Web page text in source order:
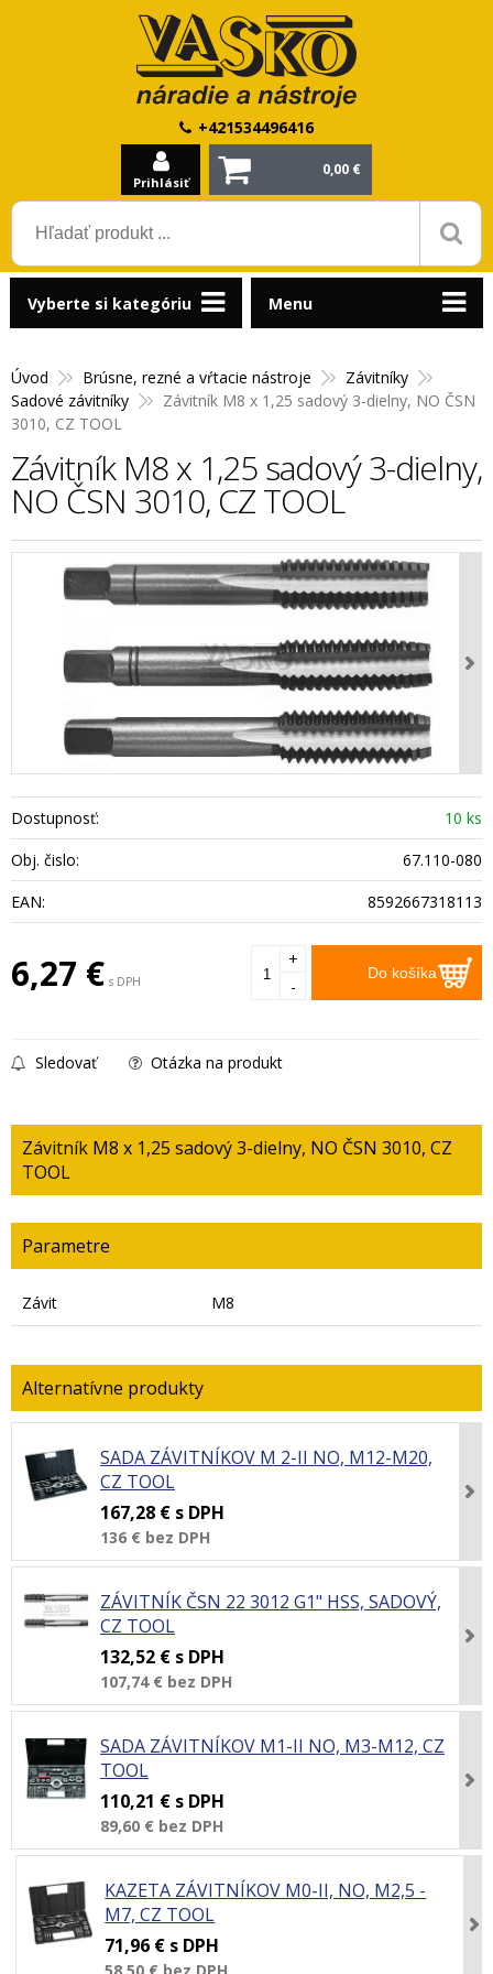
+421534496416
Prihlásiť
0,00 €
Úvod Brúsne, rezné a vŕtacie nástroje
Závitníky
Sadové závitníky
Závitník M8 x 1,25 sadový 3-dielny, NO ČSN
3010, CZ TOOL
Závitník M8 x 1,25 sadový 3-dielny,
NO ČSN 3010, CZ TOOL
Dostupnosť:
10 ks
Obj. čislo:
67.110-080
EAN:
8592667318113
6,27 € s DPH Do košíka
+
-
Sledovať Otázka na produkt
Závitník M8 x 1,25 sadový 3-dielny, NO ČSN 3010, CZ
TOOL
Parametre
Závit M8
SADA ZÁVITNÍKOV M 2-II NO, M12-M20,
CZ TOOL
167,28 € s DPH
136 € bez DPH
ZÁVITNÍK ČSN 22 3012 G1" HSS, SADOVÝ,
CZ TOOL
132,52 € s DPH
107,74 € bez DPH
SADA ZÁVITNÍKOV M1-II NO, M3-M12, CZ
TOOL
110,21 € s DPH
89,60 € bez DPH
KAZETA ZÁVITNÍKOV M0-II, NO, M2,5 -
M7, CZ TOOL
71,96 € s DPH
Vyberte si kategóriu Menu